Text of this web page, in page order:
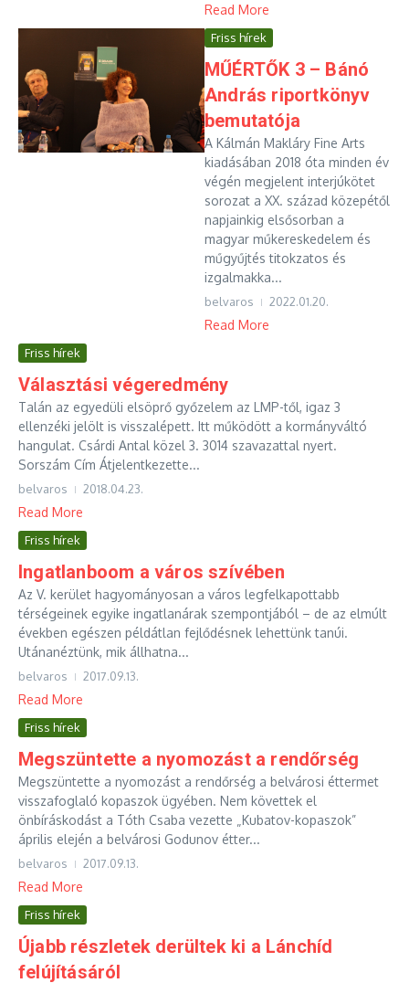
Read More
Friss hírek
MŰÉRTŐK 3 – Bánó
András riportkönyv
bemutatója
A Kálmán Makláry Fine Arts
kiadásában 2018 óta minden év
végén megjelent interjúkötet
sorozat a XX. század közepétől
napjainkig elsősorban a
magyar műkereskedelem és
műgyűjtés titokzatos és
izgalmakka...
belvaros 2022.01.20.
Read More
Friss hírek
Választási végeredmény
Talán az egyedüli elsöprő győzelem az LMP-től, igaz 3
ellenzéki jelölt is visszalépett. Itt működött a kormányváltó
hangulat. Csárdi Antal közel 3. 3014 szavazattal nyert.
Sorszám Cím Átjelentkezette...
belvaros 2018.04.23.
Read More
Friss hírek
Ingatlanboom a város szívében
Az V. kerület hagyományosan a város legfelkapottabb
térségeinek egyike ingatlanárak szempontjából – de az elmúlt
években egészen példátlan fejlődésnek lehettünk tanúi.
Utánanéztünk, mik állhatna...
belvaros 2017.09.13.
Read More
Friss hírek
Megszüntette a nyomozást a rendőrség
Megszüntette a nyomozást a rendőrség a belvárosi éttermet
visszafoglaló kopaszok ügyében. Nem követtek el
önbíráskodást a Tóth Csaba vezette „Kubatov-kopaszok”
április elején a belvárosi Godunov étter...
belvaros 2017.09.13.
Read More
Friss hírek
Újabb részletek derültek ki a Lánchíd
felújításáról